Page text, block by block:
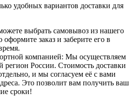
удобных вариантов доставки для
выбрать самовывоз из нашего
оформите заказ и заберите его в
компанией: Мы осуществляем
регион России. Стоимость доставки
и мы согласуем её с вами
Это позволит вам получить ваш
сроки!